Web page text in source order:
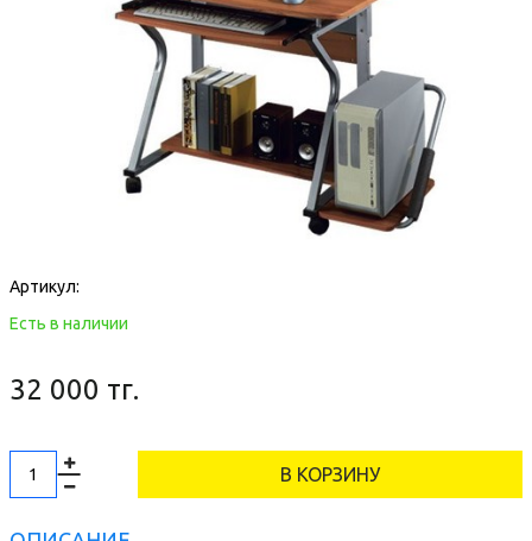
Артикул:
Есть в наличии
32 000 тг.
В КОРЗИНУ